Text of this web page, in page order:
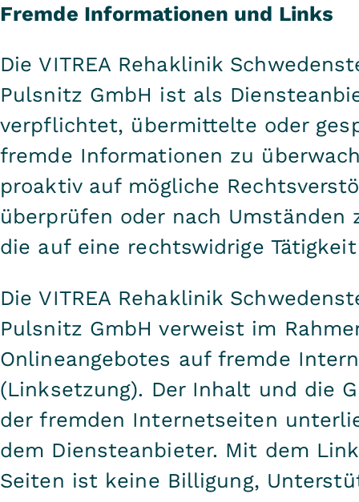
Fremde Informationen und Links
Die VITREA Rehaklinik
Pulsnitz GmbH ist als
verpflichtet, übermittelte oder
fremde Informationen zu
proaktiv auf mögliche
überprüfen oder nach Umständen
die auf eine rechtswidrige
Die VITREA Rehaklinik
Pulsnitz GmbH verweist im
Onlineangebotes auf fremde
(Linksetzung). Der Inhalt und die
der fremden Internetseiten
dem Diensteanbieter. Mit dem
Seiten ist keine Billigung,